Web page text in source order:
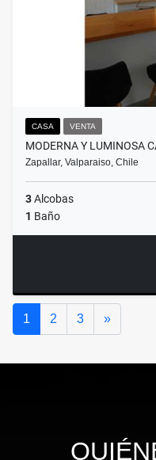
CASA VENTA
MODERNA Y LUMINOSA
Zapallar, Valparaiso, Chile
3Alcobas
1 Baño
1 2 3 »